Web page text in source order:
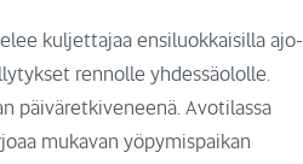
kuljettajaa ensiluokkaisilla ajo-
rennolle yhdessäololle.
päiväretkiveneenä. Avotilassa
mukavan yöpymispaikan